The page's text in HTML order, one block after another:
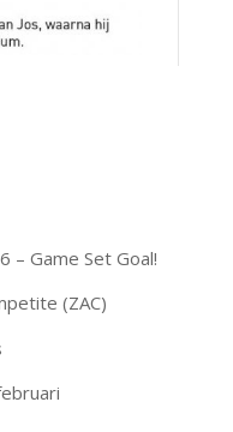
– Game Set Goal!
(ZAC)